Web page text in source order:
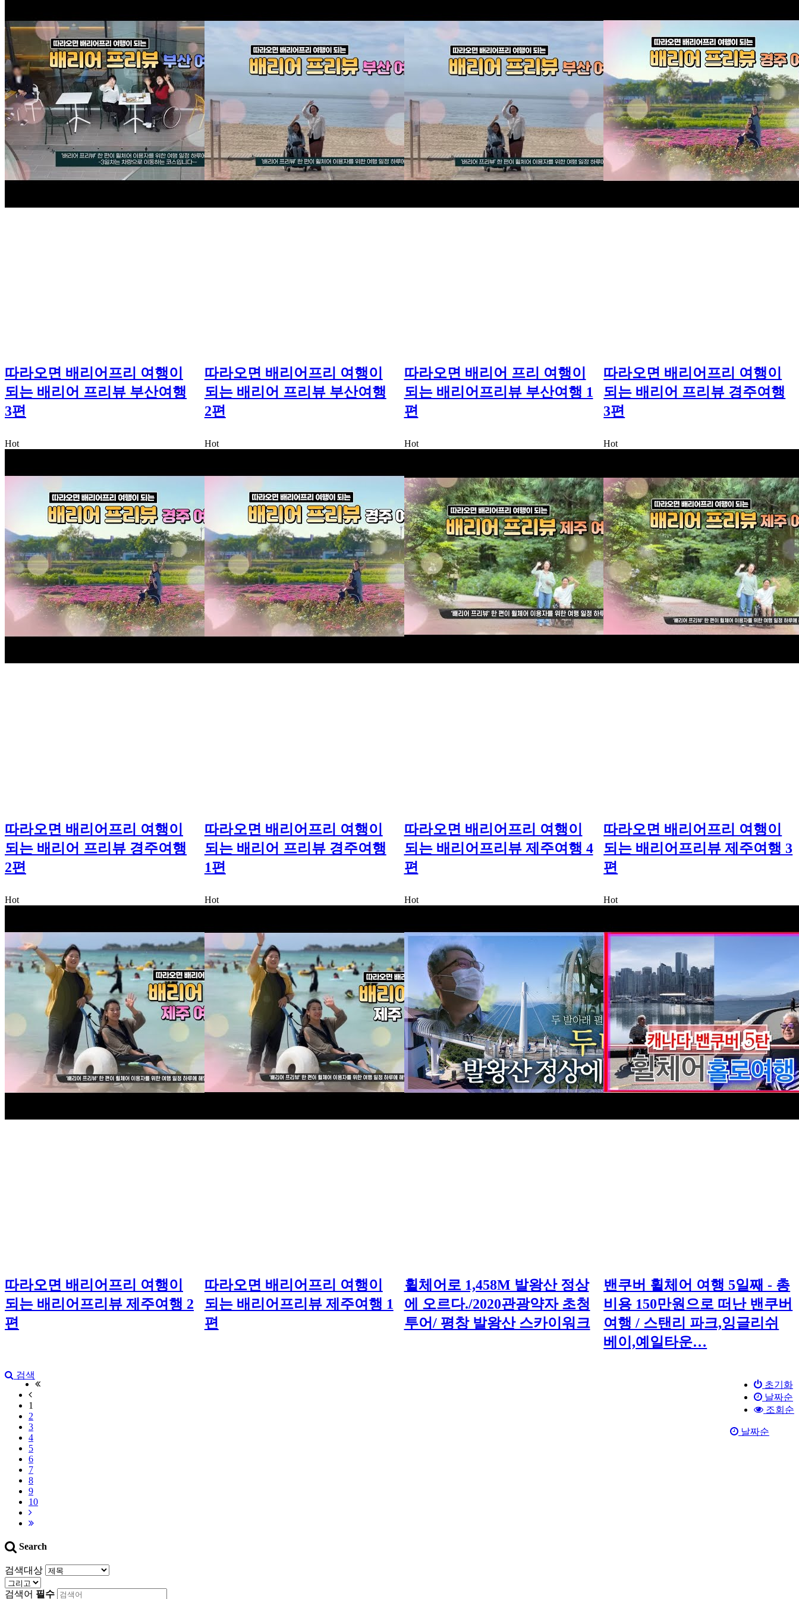
따라오면 배리어프리 여행이
되는 배리어 프리뷰 부산여행
3편
따라오면 배리어프리 여행이
되는 배리어 프리뷰 부산여행
2편
따라오면 배리어 프리 여행이
되는 배리어프리뷰 부산여행 1
편
따라오면 배리어프리 여행이
되는 배리어 프리뷰 경주여행
3편
Hot
따라오면 배리어프리 여행이
되는 배리어 프리뷰 경주여행
2편
Hot
따라오면 배리어프리 여행이
되는 배리어 프리뷰 경주여행
1편
Hot
따라오면 배리어프리 여행이
되는 배리어프리뷰 제주여행 4
편
Hot
따라오면 배리어프리 여행이
되는 배리어프리뷰 제주여행 3
편
Hot
따라오면 배리어프리 여행이
되는 배리어프리뷰 제주여행 2
편
Hot
따라오면 배리어프리 여행이
되는 배리어프리뷰 제주여행 1
편
Hot
휠체어로 1,458M 발왕산 정상
에 오르다./2020관광약자 초청
투어/ 평창 발왕산 스카이워크
Hot
밴쿠버 휠체어 여행 5일째 - 총
비용 150만원으로 떠난 밴쿠버
여행 / 스탠리 파크,잉글리쉬
베이,예일타운…
초기화
날짜순
조회순
날짜순
검색
1
2
3
4
5
6
7
8
9
10
Search
검색대상
검색어 필수